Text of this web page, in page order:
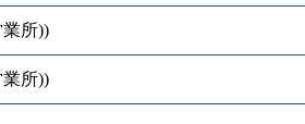
所))
所))